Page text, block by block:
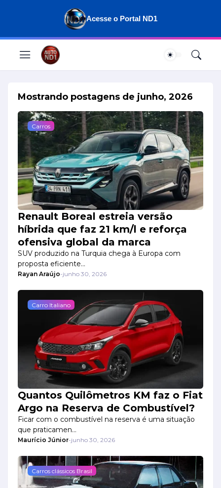
Acesse o Portal ND1
Mostrando postagens de junho, 2026
Carros
Renault Boreal estreia versão
híbrida que faz 21 km/l e reforça
ofensiva global da marca
SUV produzido na Turquia chega à Europa com
proposta eficiente…
Rayan Araújo-junho 30, 2026
Carro Italiano
Quantos Quilômetros KM faz o Fiat
Argo na Reserva de Combustível?
Ficar com o combustível na reserva é uma situação
que praticamen…
Maurício Júnior-junho 30, 2026
Carros clássicos Brasil